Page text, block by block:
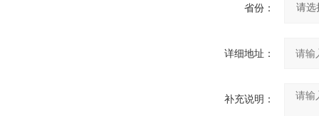
省份：
详细地址：
补充说明：